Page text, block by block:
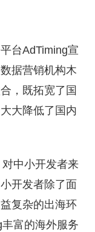
台AdTiming宣
据营销机构木
，既拓宽了国
大降低了国内
中小开发者来
开发者除了面
复杂的出海环
富的海外服务